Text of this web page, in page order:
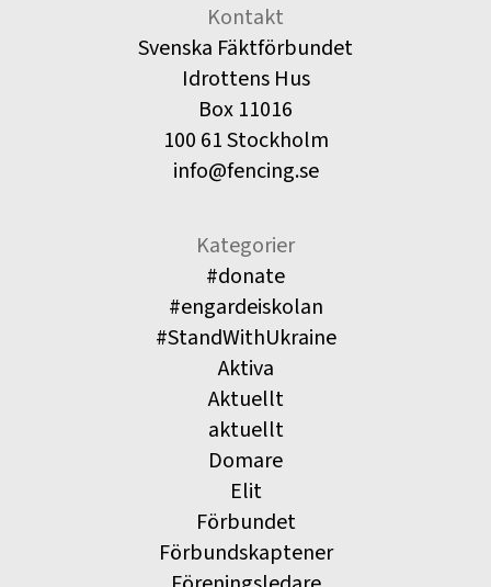
Kontakt
Svenska Fäktförbundet
Idrottens Hus
Box 11016
100 61 Stockholm
info@fencing.se
Kategorier
#donate
#engardeiskolan
#StandWithUkraine
Aktiva
Aktuellt
aktuellt
Domare
Elit
Förbundet
Förbundskaptener